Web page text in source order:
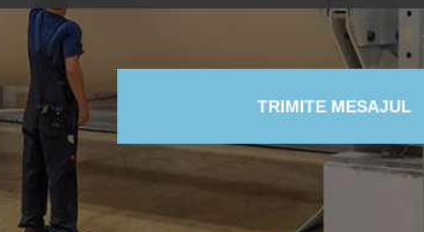
TRIMITE MESAJUL